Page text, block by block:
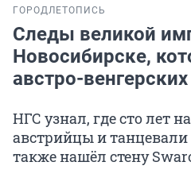
ГОРОДЛЕТОПИСЬ
Следы великой
Новосибирске,
австро-
НГС узнал, где сто лет
австрийцы и танцевали
также нашёл стену